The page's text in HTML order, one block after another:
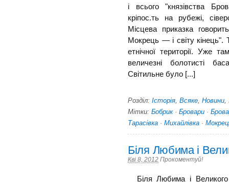
і всього "князівства
кріпос.ть на рубежі,
Місцева приказка
Мокрець — і світу кінець".
етнічної території. Уже
величезні болотисті
Світильне було [...]
Розділ: Історія Всяке Новини
Мітки: Бобрик· Бровари ·
Тарасівка · Михайлівка ·
Біля Любима і
Кві 8, 2012 Прокоментуй!
Біля Любима і